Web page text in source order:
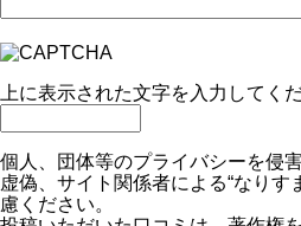
上に表示された文字を入力してくだ
個人、団体等のプライバシーを侵
虚偽、サイト関係者による“なりす
慮ください。